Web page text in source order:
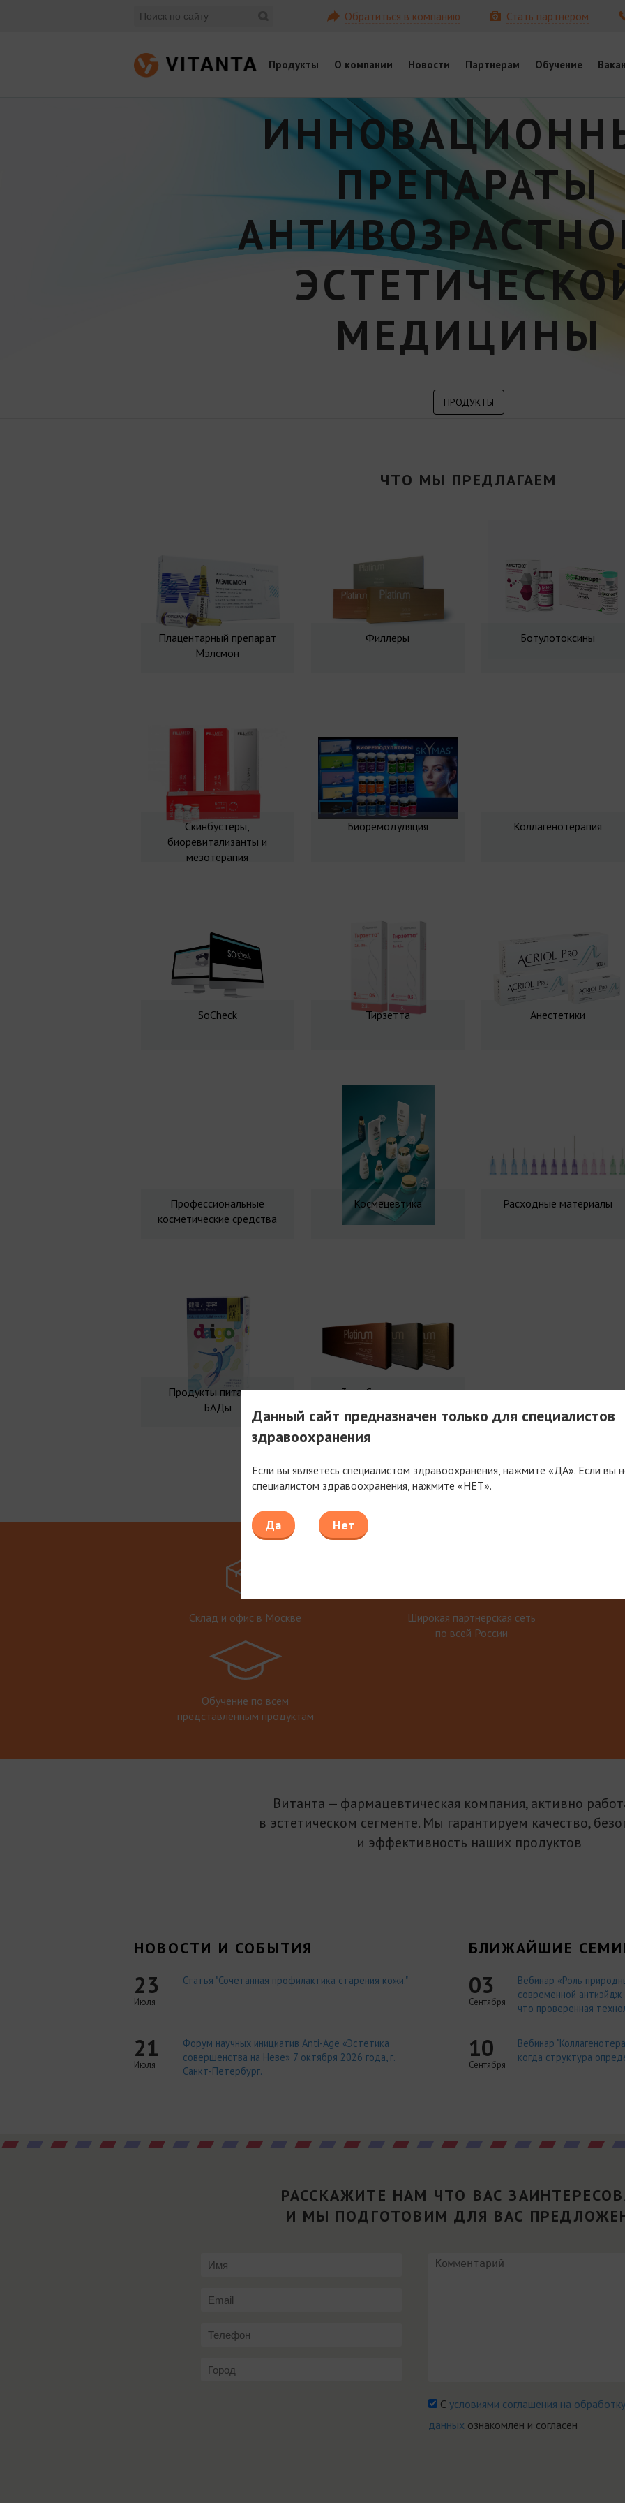
Обратиться в компанию Стать партнером
Продукты О компании Новости Партнерам Обучение
ПРЕПАРАТЫ
МЕДИЦИНЫ
ПРОДУКТЫ
ЧТО МЫ ПРЕДЛАГАЕМ
Плацентарный препарат
Мэлсмон
Филлеры Ботулотоксины
Скинбустеры,
биоревитализанты и
мезотерапия
Биоремодуляция Коллагенотерапия
SoCheck Тирзетта Анестетики
Профессиональные
косметические средства
Космецевтика Расходные материалы
Продукты питания и
БАДы
3 мл Совершенства
Мы работаем только с компаниями, имеющими
Склад и офис в Москве
Широкая партнерская сеть
по всей России
Обучение по всем
представленным продуктам
Витанта — фармацевтическая компания, активно
в эстетическом сегменте. Мы гарантируем качество,
и эффективность наших продуктов
НОВОСТИ И СОБЫТИЯ
23
Июля
Статья "Сочетанная профилактика старения кожи."
21
Июля
Форум научных инициатив Anti-Age «Эстетика
совершенства на Неве» 7 октября 2026 года, г.
Санкт-Петербург.
БЛИЖАЙШИЕ
03
Сентября
Вебинар «Роль
современной
что проверенная
10
Сентября
Вебинар
когда структура
РАССКАЖИТЕ НАМ ЧТО ВАС
И МЫ ПОДГОТОВИМ ДЛЯ ВАС
Сусловиями соглашения на
данных ознакомлен и согласен
Данный сайт предназначен только для специалистов
здравоохранения
Если вы являетесь специалистом здравоохранения, нажмите «ДА». Если вы
специалистом здравоохранения, нажмите «НЕТ».
Да Нет